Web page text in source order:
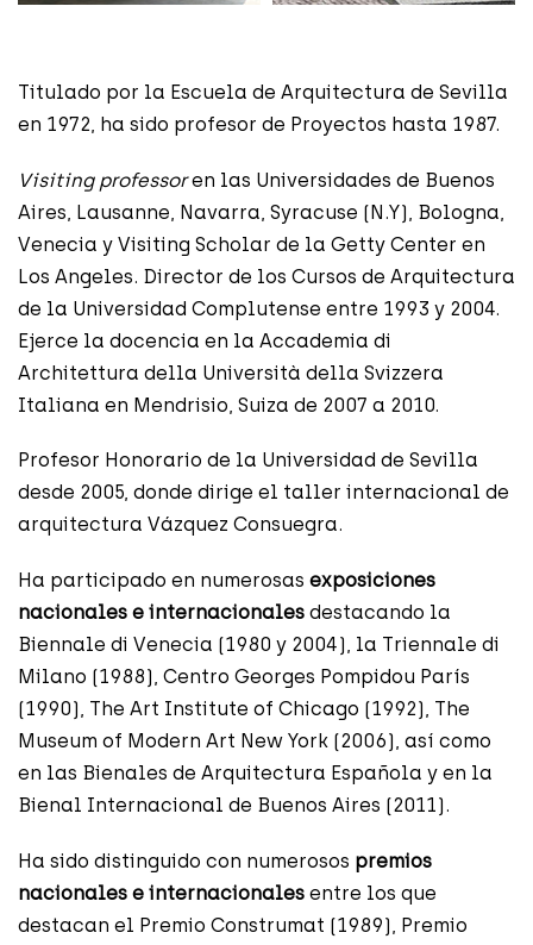
Titulado por la Escuela de Arquitectura de Sevilla
en 1972, ha sido profesor de Proyectos hasta 1987.
Visiting professoren las Universidades de Buenos
Aires, Lausanne, Navarra, Syracuse (N.Y), Bologna,
Venecia y Visiting Scholar de la Getty Center en
Los Angeles. Director de los Cursos de Arquitectura
de la Universidad Complutense entre 1993 y 2004.
Ejerce la docencia en la Accademia di
Architettura della Università della Svizzera
Italiana en Mendrisio, Suiza de 2007 a 2010.
Profesor Honorario de la Universidad de Sevilla
desde 2005, donde dirige el taller internacional de
arquitectura Vázquez Consuegra.
Ha participado en numerosas exposiciones
nacionales e internacionales destacando la
Biennale di Venecia (1980 y 2004), la Triennale di
Milano (1988), Centro Georges Pompidou París
(1990), The Art Institute of Chicago (1992), The
Museum of Modern Art New York (2006), así como
en las Bienales de Arquitectura Española y en la
Bienal Internacional de Buenos Aires (2011).
Ha sido distinguido con numerosos premios
nacionales e internacionales entre los que
destacan el Premio Construmat (1989), Premio